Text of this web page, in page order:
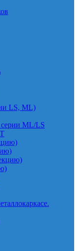
LS, ML)
серии ML/LS